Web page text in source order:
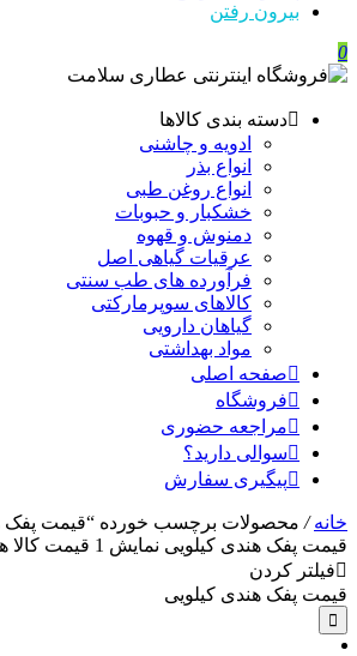
بیرون رفتن
0
دسته بندی کالاها
ادویه و چاشنی
انواع بذر
انواع روغن طبی
خشکبار و حبوبات
دمنوش و قهوه
عرقیات گیاهی اصل
فرآورده های طب سنتی
کالاهای سوپرمارکتی
گیاهان دارویی
مواد بهداشتی
صفحه اصلی
فروشگاه
مراجعه حضوری
سوالی دارید؟
پیگیری سفارش
خانه/ محصولات برچسب خورده “قیمت پفک
قیمت پفک هندی کیلویی نمایش 1 قیمت کالا
فیلتر کردن
قیمت پفک هندی کیلویی